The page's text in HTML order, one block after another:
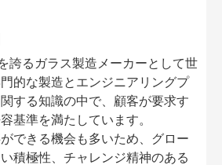
誇るガラス製造メーカーとして世
的な製造とエンジニアリングプ
する知識の中で、顧客が要求す
基準を満たしています。
できる機会も多いため、グロー
積極性、チャレンジ精神のある